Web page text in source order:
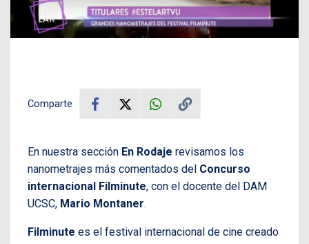
Comparte
En nuestra sección En Rodaje revisamos los
nanometrajes más comentados del Concurso
internacional Filminute, con el docente del DAM
UCSC, Mario Montaner.
Filminute es el festival internacional de cine creado